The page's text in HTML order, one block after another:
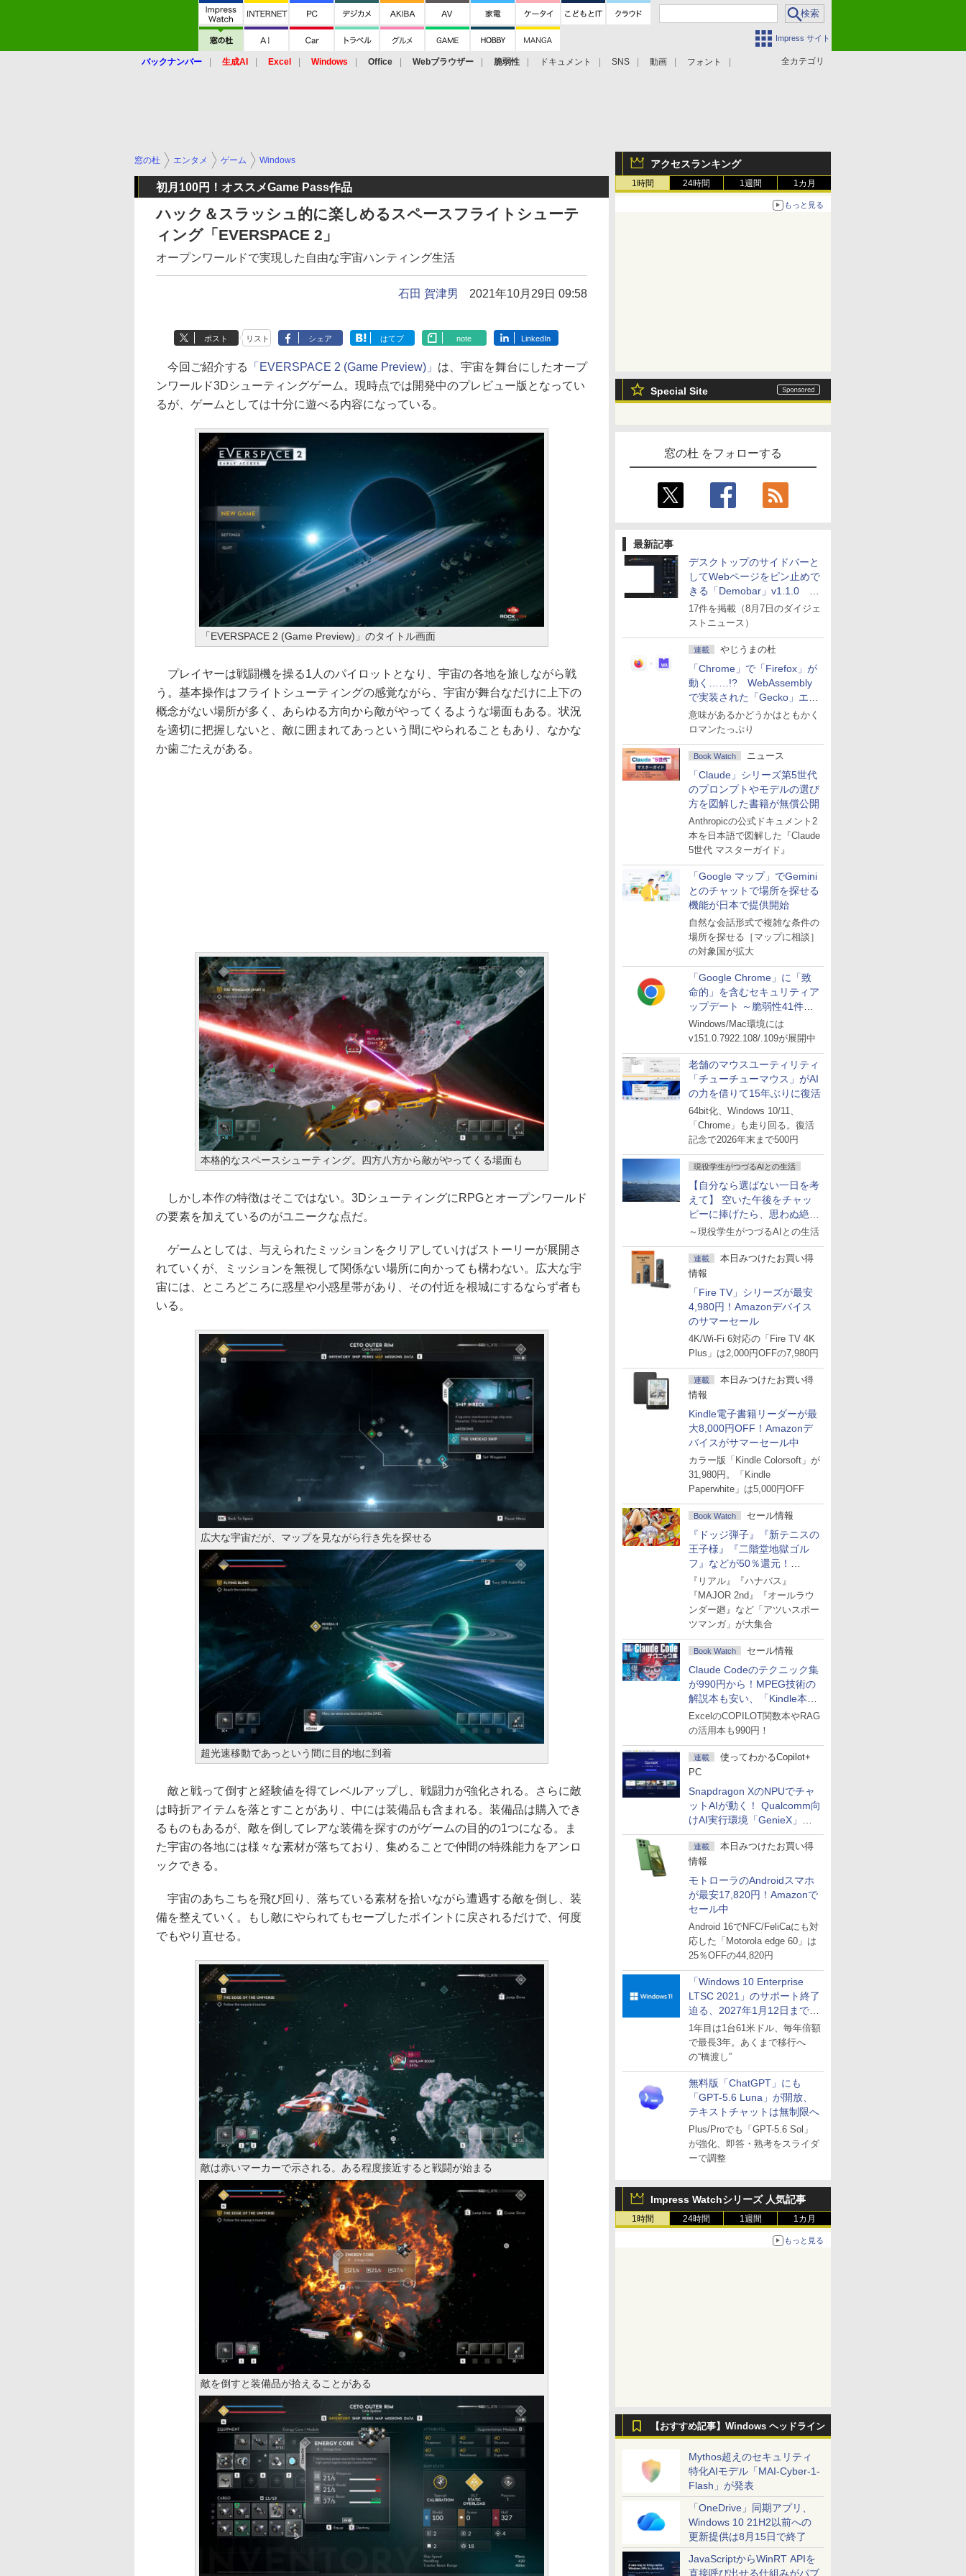
Impress サイト
全カテゴリ
バックナンバー 生成AI Excel Windows Office Webブラウザー 脆弱性 ドキュメント SNS 動画 フォント
アクセスランキング
1時間 24時間 1週間 1カ月
もっと見る
Special Site
窓の杜 をフォローする
最新記事
デスクトップのサイドバーと
してWebページをピン止めで
きる「Demobar」v1.1.0 ほ
か
17件を掲載（8月7日のダイジェ
ストニュース）
連載 やじうまの杜
「Chrome」で「Firefox」が
動く……!? WebAssembly
で実装された「Gecko」エン
ジン
意味があるかどうかはともかく
ロマンたっぷり
Book Watch ニュース
「Claude」シリーズ第5世代
のプロンプトやモデルの選び
方を図解した書籍が無償公開
Anthropicの公式ドキュメント2
本を日本語で図解した『Claude
5世代 マスターガイド』
「Google マップ」でGemini
とのチャットで場所を探せる
機能が日本で提供開始
自然な会話形式で複雑な条件の
場所を探せる［マップに相談］
の対象国が拡大
「Google Chrome」に「致
命的」を含むセキュリティア
ップデート ～脆弱性41件に
対処
Windows/Mac環境には
v151.0.7922.108/.109が展開中
老舗のマウスユーティリティ
「チューチューマウス」がAI
の力を借りて15年ぶりに復活
64bit化、Windows 10/11、
「Chrome」も走り回る。復活
記念で2026年末まで500円
現役学生がつづるAIとの生活
【自分なら選ばない一日を考
えて】 空いた午後をチャッ
ピーに捧げたら、思わぬ絶景
に出会った話
～現役学生がつづるAIとの生活
連載
本日みつけたお買い得
情報
「Fire TV」シリーズが最安
4,980円！Amazonデバイス
のサマーセール
4K/Wi-Fi 6対応の「Fire TV 4K
Plus」は2,000円OFFの7,980円
連載
本日みつけたお買い得
情報
Kindle電子書籍リーダーが最
大8,000円OFF！Amazonデ
バイスがサマーセール中
カラー版「Kindle Colorsoft」が
31,980円。「Kindle
Paperwhite」は5,000円OFF
Book Watch セール情報
『ドッジ弾子』『新テニスの
王子様』『二階堂地獄ゴル
フ』などが50％還元！
Amazonマンガ週末セール
『リアル』『ハナバス』
『MAJOR 2nd』『オールラウ
ンダー廻』など「アツいスポー
ツマンガ」が大集合
Book Watch セール情報
Claude Codeのテクニック集
が990円から！MPEG技術の
解説本も安い、「Kindle本サ
マーセール」第2弾開始！
ExcelのCOPILOT関数本やRAG
の活用本も990円！
連載
使ってわかるCopilot+
PC
Snapdragon XのNPUでチャ
ットAIが動く！ Qualcomm向
けAI実行環境「GenieX」を
試してみた
連載
本日みつけたお買い得
情報
モトローラのAndroidスマホ
が最安17,820円！Amazonで
セール中
Android 16でNFC/FeliCaにも対
応した「Motorola edge 60」は
25％OFFの44,820円
「Windows 10 Enterprise
LTSC 2021」のサポート終了
迫る、2027年1月12日まで
～ESUは9月1日から販売
1年目は1台61米ドル、毎年倍額
で最長3年。あくまで移行へ
の“橋渡し”
無料版「ChatGPT」にも
「GPT-5.6 Luna」が開放、
テキストチャットは無制限へ
Plus/Proでも「GPT-5.6 Sol」
が強化、即答・熟考をスライダ
ーで調整
Impress Watchシリーズ 人気記事
1時間 24時間 1週間 1カ月
もっと見る
【おすすめ記事】Windows ヘッドライン
Mythos超えのセキュリティ
特化AIモデル「MAI-Cyber-1-
Flash」が発表
「OneDrive」同期アプリ、
Windows 10 21H2以前への
更新提供は8月15日で終了
JavaScriptからWinRT APIを
直接呼び出せる仕組みがパブ
窓の杜 エンタメ ゲーム Windows
初月100円！オススメGame Pass作品
ハック＆スラッシュ的に楽しめるスペースフライトシューテ
ィング「EVERSPACE 2」
オープンワールドで実現した自由な宇宙ハンティング生活
石田 賀津男 2021年10月29日 09:58
ポスト リスト シェア はてブ note LinkedIn
今回ご紹介する 「EVERSPACE 2 (Game Preview)」 は、宇宙を舞台にしたオープ
ンワールド3Dシューティングゲーム。現時点では開発中のプレビュー版となってい
るが、ゲームとしては十分に遊べる内容になっている。
「EVERSPACE 2 (Game Preview)」のタイトル画面
プレイヤーは戦闘機を操る1人のパイロットとなり、宇宙の各地を旅しながら戦
う。基本操作はフライトシューティングの感覚ながら、宇宙が舞台なだけに上下の
概念がない場所が多く、あらゆる方向から敵がやってくるような場面もある。状況
を適切に把握しないと、敵に囲まれてあっという間にやられることもあり、なかな
か歯ごたえがある。
本格的なスペースシューティング。四方八方から敵がやってくる場面も
しかし本作の特徴はそこではない。3DシューティングにRPGとオープンワールド
の要素を加えているのがユニークな点だ。
ゲームとしては、与えられたミッションをクリアしていけばストーリーが展開さ
れていくが、ミッションを無視して関係ない場所に向かっても構わない。広大な宇
宙には、ところどころに惑星や小惑星帯があり、その付近を根城にするならず者も
いる。
広大な宇宙だが、マップを見ながら行き先を探せる
超光速移動であっという間に目的地に到着
敵と戦って倒すと経験値を得てレベルアップし、戦闘力が強化される。さらに敵
は時折アイテムを落とすことがあり、中には装備品も含まれる。装備品は購入でき
るものもあるが、敵を倒してレアな装備を探すのがゲームの目的の1つになる。ま
た宇宙の各地には様々な素材が落ちており、集めることで仲間の特殊能力をアンロ
ックできる。
宇宙のあちこちを飛び回り、落ちている素材を拾いながら遭遇する敵を倒し、装
備を整えていく。もし敵にやられてもセーブしたポイントに戻されるだけで、何度
でもやり直せる。
敵は赤いマーカーで示される。ある程度接近すると戦闘が始まる
敵を倒すと装備品が拾えることがある